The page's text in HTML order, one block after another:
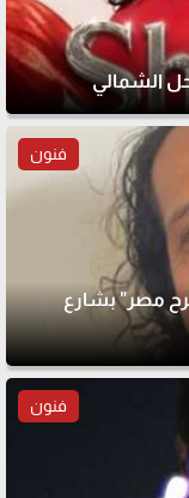
الشمالي
فنون
مصر" بشارع
فنون